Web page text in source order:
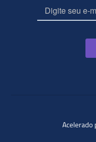
Acelerado